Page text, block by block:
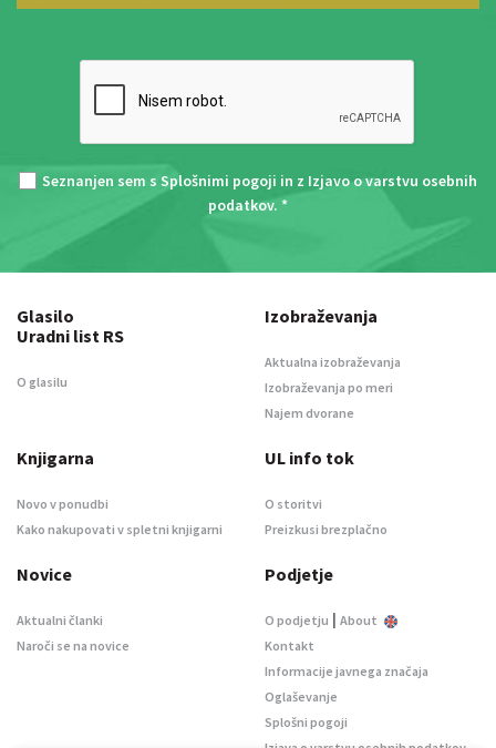
Seznanjen sem s Splošnimi pogoji in z Izjavo o varstvu osebnih
podatkov. *
Glasilo
Uradni list RS
O glasilu
Izobraževanja
Aktualna izobraževanja
Izobraževanja po meri
Najem dvorane
Knjigarna
Novo v ponudbi
Kako nakupovati v spletni knjigarni
UL info tok
O storitvi
Preizkusi brezplačno
Novice
Aktualni članki
Naroči se na novice
Podjetje
O podjetju | About
Kontakt
Informacije javnega značaja
Oglaševanje
Splošni pogoji